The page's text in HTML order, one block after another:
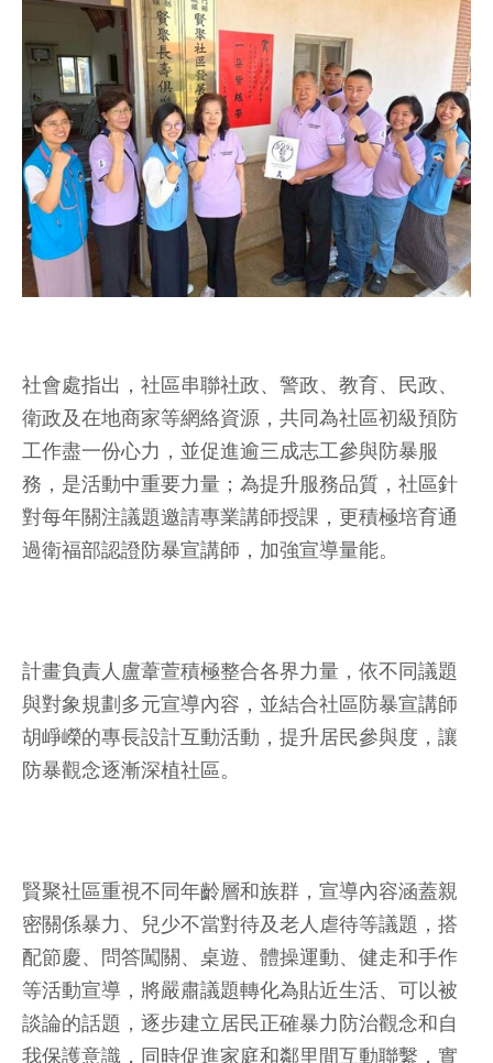
社會處指出，社區串聯社政、警政、教育、民政、
衛政及在地商家等網絡資源，共同為社區初級預防
工作盡一份心力，並促進逾三成志工參與防暴服
務，是活動中重要力量；為提升服務品質，社區針
對每年關注議題邀請專業講師授課，更積極培育通
過衛福部認證防暴宣講師，加強宣導量能。
計畫負責人盧葦萱積極整合各界力量，依不同議題
與對象規劃多元宣導內容，並結合社區防暴宣講師
胡崢嶸的專長設計互動活動，提升居民參與度，讓
防暴觀念逐漸深植社區。
賢聚社區重視不同年齡層和族群，宣導內容涵蓋親
密關係暴力、兒少不當對待及老人虐待等議題，搭
配節慶、問答闖關、桌遊、體操運動、健走和手作
等活動宣導，將嚴肅議題轉化為貼近生活、可以被
談論的話題，逐步建立居民正確暴力防治觀念和自
我保護意識，同時促進家庭和鄰里間互動聯繫，實